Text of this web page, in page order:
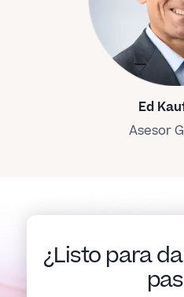
Ed
Asesor
¿Listo para